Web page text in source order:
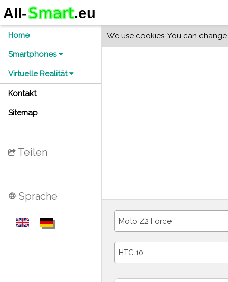
Home
Smartphones
Virtuelle Realität
Kontakt
Sitemap
Teilen
language Sprache
We use cookies. You can
Moto Z2 Force
HTC 10